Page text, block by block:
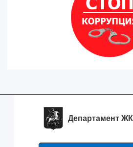
Департамент